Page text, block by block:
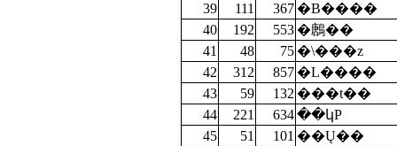
39
111 367 �B����
40
192 553 �鶶��
41
48 75 �\���z
42
312 857 �L����
43
59 132 ���t��
44
221 634 ��կP
45
51 101 ��Ų��